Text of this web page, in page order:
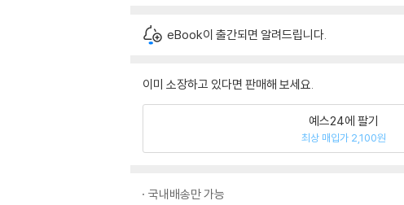
eBook이 출간되면 알려드립니다.
이미 소장하고 있다면 판매해 보세요.
예스24에 팔기
최상 매입가 2,100원
국내배송만 가능